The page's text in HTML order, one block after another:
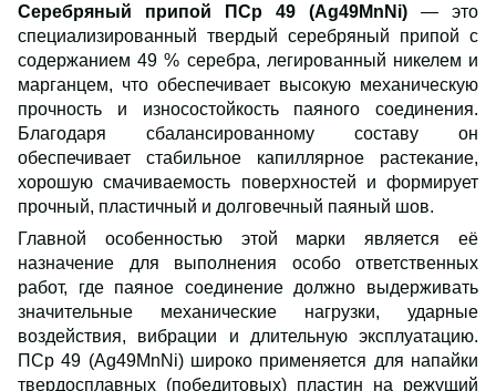
Серебряный припой ПСр 49 (Ag49MnNi) — это
специализированный твердый серебряный припой с
содержанием 49 % серебра, легированный никелем и
марганцем, что обеспечивает высокую механическую
прочность и износостойкость паяного соединения.
Благодаря сбалансированному составу он
обеспечивает стабильное капиллярное растекание,
хорошую смачиваемость поверхностей и формирует
прочный, пластичный и долговечный паяный шов.
Главной особенностью этой марки является её
назначение для выполнения особо ответственных
работ, где паяное соединение должно выдерживать
значительные механические нагрузки, ударные
воздействия, вибрации и длительную эксплуатацию.
ПСр 49 (Ag49MnNi) широко применяется для напайки
твердосплавных (победитовых) пластин на режущий